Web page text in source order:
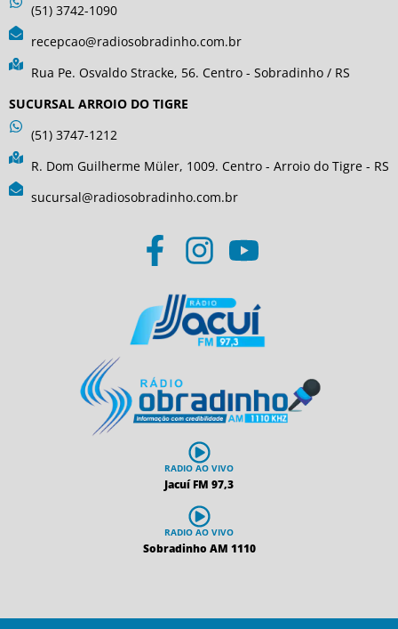
(51) 3742-1090
recepcao@radiosobradinho.com.br
Rua Pe. Osvaldo Stracke, 56. Centro - Sobradinho / RS
SUCURSAL ARROIO DO TIGRE
(51) 3747-1212
R. Dom Guilherme Müler, 1009. Centro - Arroio do Tigre - RS
sucursal@radiosobradinho.com.br
RADIO AO VIVO
Jacuí FM 97,3
RADIO AO VIVO
Sobradinho AM 1110